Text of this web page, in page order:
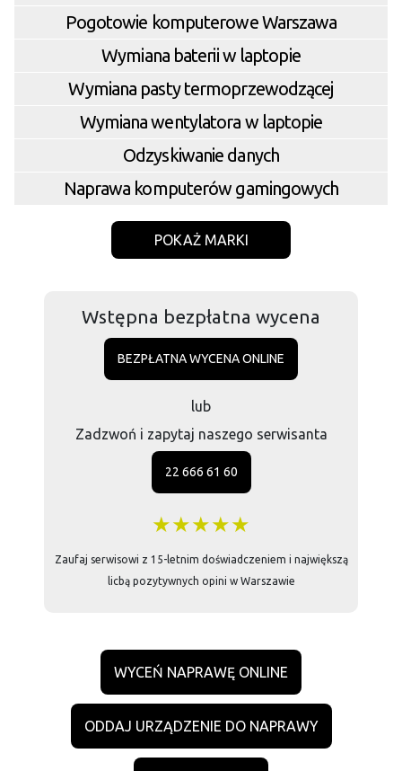
Pogotowie komputerowe Warszawa
Wymiana baterii w laptopie
Wymiana pasty termoprzewodzącej
Wymiana wentylatora w laptopie
Odzyskiwanie danych
Naprawa komputerów gamingowych
POKAŻ MARKI
Wstępna bezpłatna wycena
BEZPŁATNA WYCENA ONLINE
lub
Zadzwoń i zapytaj naszego serwisanta
22 666 61 60
★★★★★
Zaufaj serwisowi z 15-letnim doświadczeniem i największą
licbą pozytywnych opini w Warszawie
WYCEŃ NAPRAWĘ ONLINE
ODDAJ URZĄDZENIE DO NAPRAWY